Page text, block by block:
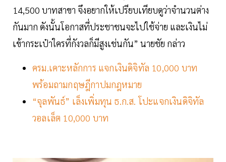
14,500 บาทสาขา จึงอยากให้เปรียบเทียบดูว่าจำนวนต่าง
กันมาก ดังนั้นโอกาสที่ประชาชนจะไปใช้จ่าย และเงินไม่
เข้ากระเป๋าใครที่กังวลก็มีสูงเช่นกัน” นายชัย กล่าว
ครม.เคาะหลักการ แจกเงินดิจิทัล 10,000 บาท
พร้อมถามกฤษฎีกาปมกฎหมาย
“จุลพันธ์” เล็งเพิ่มทุน ธ.ก.ส. โปะแจกเงินดิจิทัล
วอลเล็ต 10,000 บาท